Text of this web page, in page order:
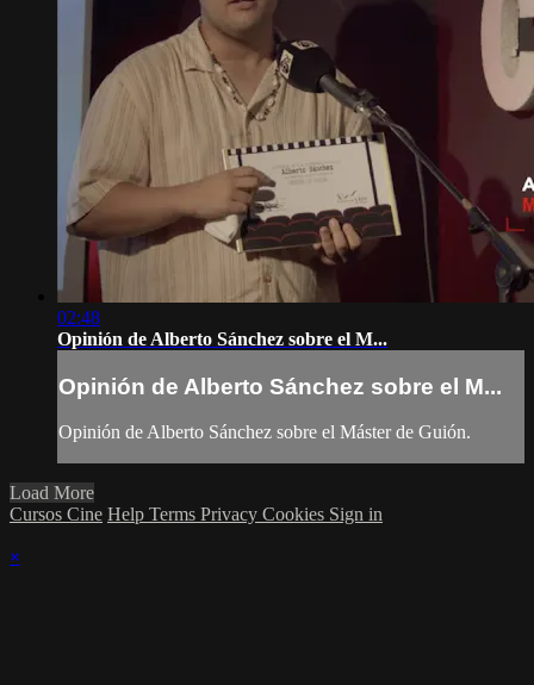
02:48
Opinión de Alberto Sánchez sobre el M...
Opinión de Alberto Sánchez sobre el M...
Opinión de Alberto Sánchez sobre el Máster de Guión.
Load More
Cursos Cine Help Terms Privacy Cookies Sign in
×